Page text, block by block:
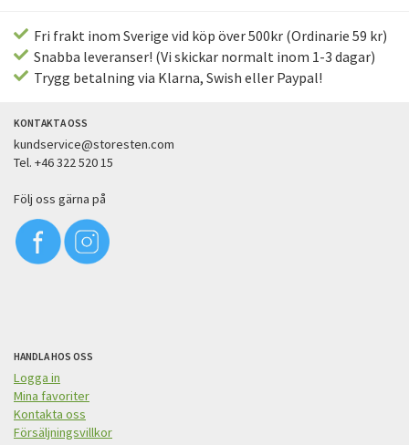
Fri frakt inom Sverige vid köp över 500kr (Ordinarie 59 kr)
Snabba leveranser! (Vi skickar normalt inom 1-3 dagar)
Trygg betalning via Klarna, Swish eller Paypal!
KONTAKTA OSS
kundservice@storesten.com
Tel. +46 322 520 15
Följ oss gärna på
HANDLA HOS OSS
Logga in
Mina favoriter
Kontakta oss
Försäljningsvillkor